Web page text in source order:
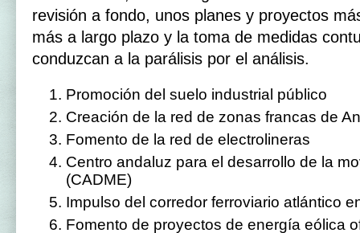
revisión a fondo, unos planes y proyectos
más a largo plazo y la toma de medidas
conduzcan a la parálisis por el análisis.
Promoción del suelo industrial público
Creación de la red de zonas francas de
Fomento de la red de electrolineras
Centro andaluz para el desarrollo de la
(CADME)
Impulso del corredor ferroviario atlántico
Fomento de proyectos de energía eólica